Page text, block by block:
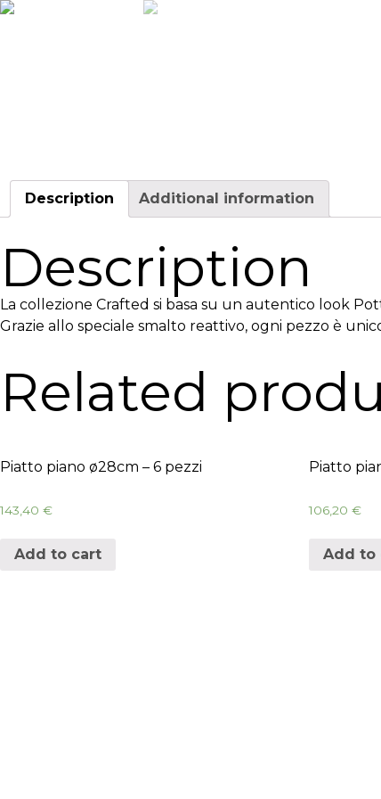
Description Additional information
Description
La collezione Crafted si basa su un autentico look
Grazie allo speciale smalto reattivo, ogni pezzo è
Related
Piatto piano ø28cm – 6 pezzi
143,40 €
Add to cart
Piatto
106,20€
Add to